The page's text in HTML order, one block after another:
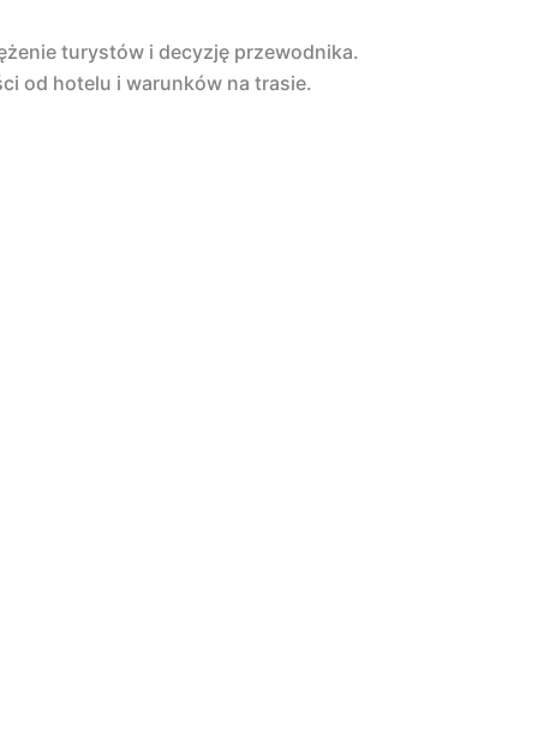
turystów i decyzję przewodnika.
od hotelu i warunków na trasie.